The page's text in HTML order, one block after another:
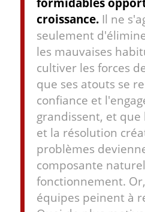
croissance.Il ne
seulement
les mauvaises
cultiver les forces
que ses atouts se
confiance et
grandissent, et
et la résolution
problèmes
composante
fonctionnement.
équipes peinent à